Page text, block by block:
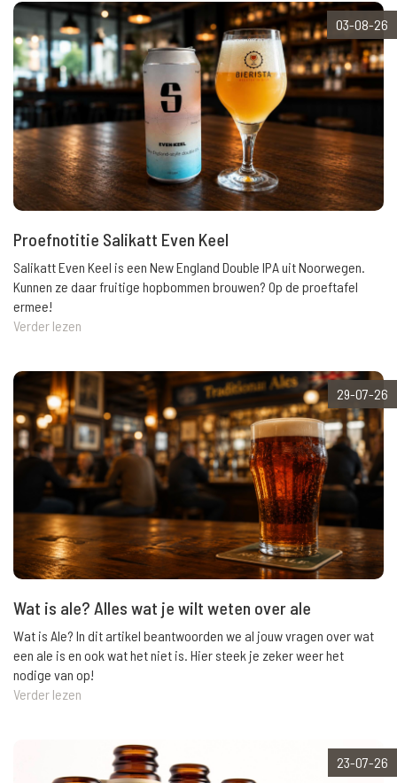
03-08-26
Proefnotitie Salikatt Even Keel
Salikatt Even Keel is een New England Double IPA uit Noorwegen.
Kunnen ze daar fruitige hopbommen brouwen? Op de proeftafel
ermee!
Verder lezen
29-07-26
Wat is ale? Alles wat je wilt weten over ale
Wat is Ale? In dit artikel beantwoorden we al jouw vragen over wat
een ale is en ook wat het niet is. Hier steek je zeker weer het
nodige van op!
Verder lezen
23-07-26